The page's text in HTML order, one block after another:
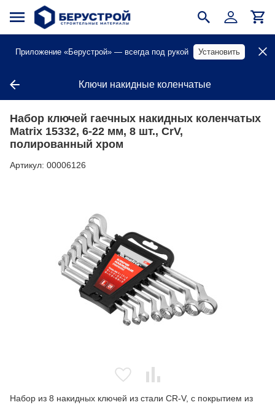
Приложение «Берустрой» — всегда под рукой Установить
Ключи накидные коленчатые
Набор ключей гаечных накидных коленчатых
Matrix 15332, 6-22 мм, 8 шт., CrV,
полированный хром
Артикул: 00006126
Набор из 8 накидных ключей из стали CR-V, с покрытием из